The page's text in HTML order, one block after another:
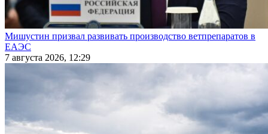
Мишустин призвал развивать производство ветпрепаратов в
ЕАЭС
7 августа 2026, 12:29